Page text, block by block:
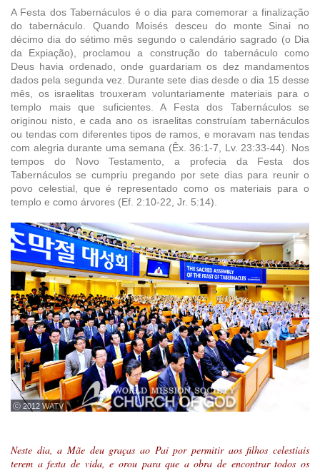
A Festa dos Tabernáculos é o dia para comemorar a finalização
do tabernáculo. Quando Moisés desceu do monte Sinai no
décimo dia do sétimo mês segundo o calendário sagrado (o Dia
da Expiação), proclamou a construção do tabernáculo como
Deus havia ordenado, onde guardariam os dez mandamentos
dados pela segunda vez. Durante sete dias desde o dia 15 desse
mês, os israelitas trouxeram voluntariamente materiais para o
templo mais que suficientes. A Festa dos Tabernáculos se
originou nisto, e cada ano os israelitas construíam tabernáculos
ou tendas com diferentes tipos de ramos, e moravam nas tendas
com alegria durante uma semana (Êx. 36:1-7, Lv. 23:33-44). Nos
tempos do Novo Testamento, a profecia da Festa dos
Tabernáculos se cumpriu pregando por sete dias para reunir o
povo celestial, que é representado como os materiais para o
templo e como árvores (Ef. 2:10-22, Jr. 5:14).
ⓒ 2012 WATV
Neste dia, a Mãe deu graças ao Pai por permitir aos filhos celestiais
terem a festa de vida, e orou para que a obra de encontrar todos os